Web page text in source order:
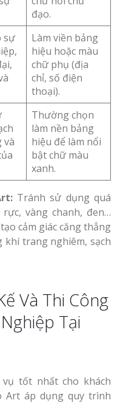
đạo.
sự
Làm viền bảng
hiệu hoặc màu
chữ phụ (địa
chỉ, số điện
thoại).
và
Thường chọn
làm nền bảng
hiệu để làm nổi
bật chữ màu
xanh.
Tránh sử dụng quá
vàng chanh, đen…
cảm giác căng thẳng
trang nghiêm, sạch
Và Thi Công
Tại
tốt nhất cho khách
Art áp dụng quy trình